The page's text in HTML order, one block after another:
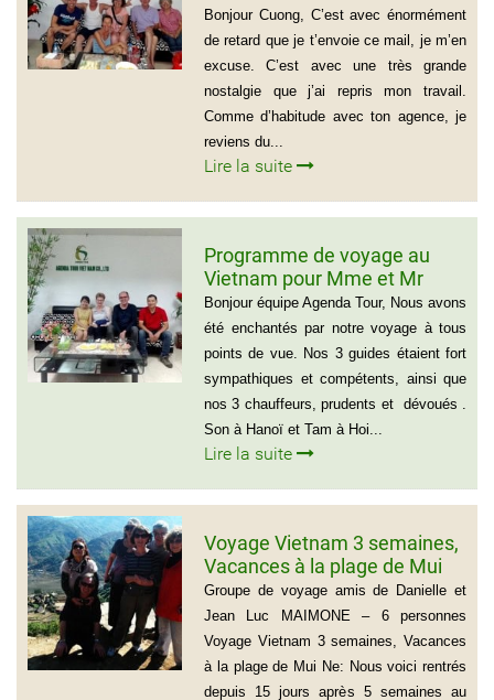
Bonjour Cuong, C’est avec énormément
de retard que je t’envoie ce mail, je m’en
excuse. C’est avec une très grande
nostalgie que j’ai repris mon travail.
Comme d’habitude avec ton agence, je
reviens du...
Lire la suite
Programme de voyage au
Vietnam pour Mme et Mr
BOUVART
Bonjour équipe Agenda Tour, Nous avons
été enchantés par notre voyage à tous
points de vue. Nos 3 guides étaient fort
sympathiques et compétents, ainsi que
nos 3 chauffeurs, prudents et dévoués .
Son à Hanoï et Tam à Hoi...
Lire la suite
Voyage Vietnam 3 semaines,
Vacances à la plage de Mui
Ne
Groupe de voyage amis de Danielle et
Jean Luc MAIMONE – 6 personnes
Voyage Vietnam 3 semaines, Vacances
à la plage de Mui Ne: Nous voici rentrés
depuis 15 jours après 5 semaines au